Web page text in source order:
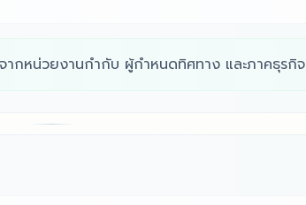
ากหน่วยงานกำกับ ผู้กำหนดทิศทาง และภาคธุรกิจ